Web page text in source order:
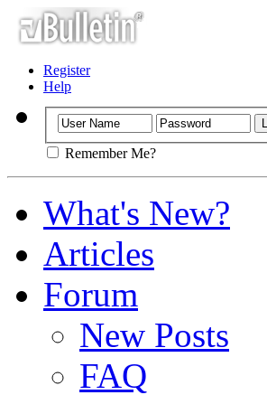
Register
Help
Remember Me?
What's New?
Articles
Forum
New Posts
FAQ